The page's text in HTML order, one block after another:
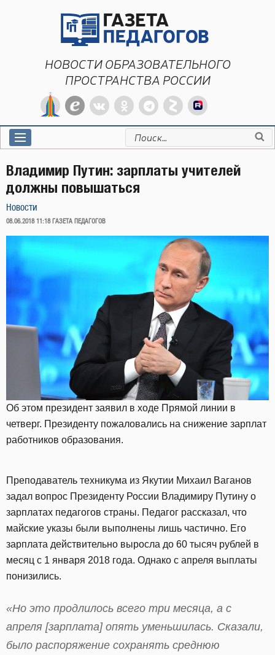
НОВОСТИ ОБРАЗОВАТЕЛЬНОГО
ПРОСТРАНСТВА РОССИИ
Искать:
Владимир Путин: зарплаты учителей
должны повышаться
Новости
ОПУБЛИКОВАНО
08.06.2018 11:18 ГАЗЕТА ПЕДАГОГОВ
Об этом президент заявил в ходе Прямой линии в
четверг. Президенту пожаловались на снижение зарплат
работников образования.
Преподаватель техникума из Якутии Михаил Ваганов
задал вопрос Президенту России Владимиру Путину о
зарплатах педагогов страны. Педагог рассказал, что
майские указы были выполнены лишь частично. Его
зарплата действительно выросла до 60 тысяч рублей в
месяц с 1 января 2018 года. Однако с апреля выплаты
понизились.
«Но это продлилось всего три месяца, а с
апреля [зарплата] опять уменьшилась. Сказали,
было распоряжение сохранять среднюю